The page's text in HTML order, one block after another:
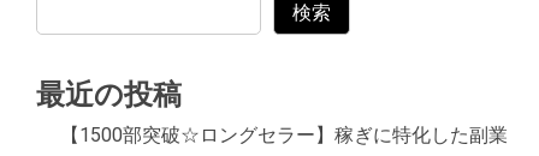
検索
最近の投稿
【1500部突破☆ロングセラー】稼ぎに特化した副業